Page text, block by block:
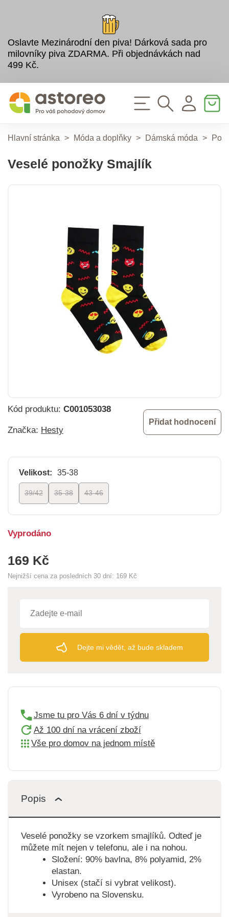
Oslavte Mezinárodní den piva! Dárková sada pro
milovníky piva ZDARMA. Při objednávkách nad
499 Kč.
Hlavní stránka > Móda a doplňky > Dámská móda >
Veselé ponožky Smajlík
Kód produktu: C001053038
Značka: Hesty
Přidat hodnocení
Velikost: 35-38
39/42 35-38 43-46
169 Kč
Nejnižší cena za posledních 30 dní: 169 Kč
Vyprodáno
Dejte mi vědět, až bude skladem
Jsme tu pro Vás 6 dní v týdnu
Až 100 dní na vrácení zboží
Vše pro domov na jednom místě
Popis
Veselé ponožky se vzorkem smajlíků. Odteď je
můžete mít nejen v telefonu, ale i na nohou.
Složení: 90% bavlna, 8% polyamid, 2%
elastan.
Unisex (stačí si vybrat velikost).
Vyrobeno na Slovensku.